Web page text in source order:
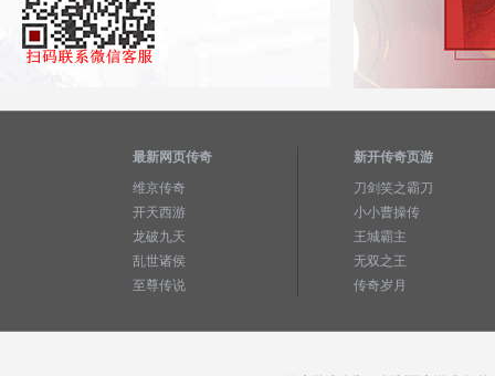
最新网页传奇
维京传奇
开天西游
龙破九天
乱世诸侯
至尊传说
新开传奇页游
刀剑笑之霸刀
小小曹操传
王城霸主
无双之王
传奇岁月